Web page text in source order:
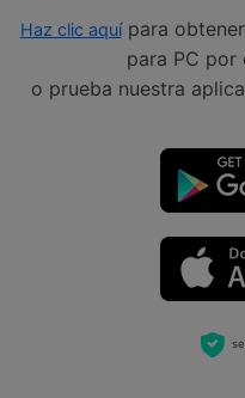
Haz clic aquípara obtener
para PC
o prueba nuestra